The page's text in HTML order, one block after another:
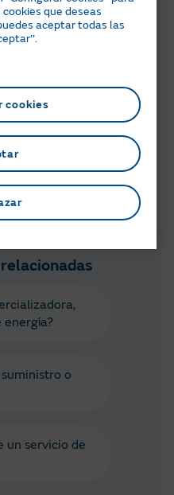
Cliente
energía?
o
un servicio de
que deseas
aceptar todas las
cookies